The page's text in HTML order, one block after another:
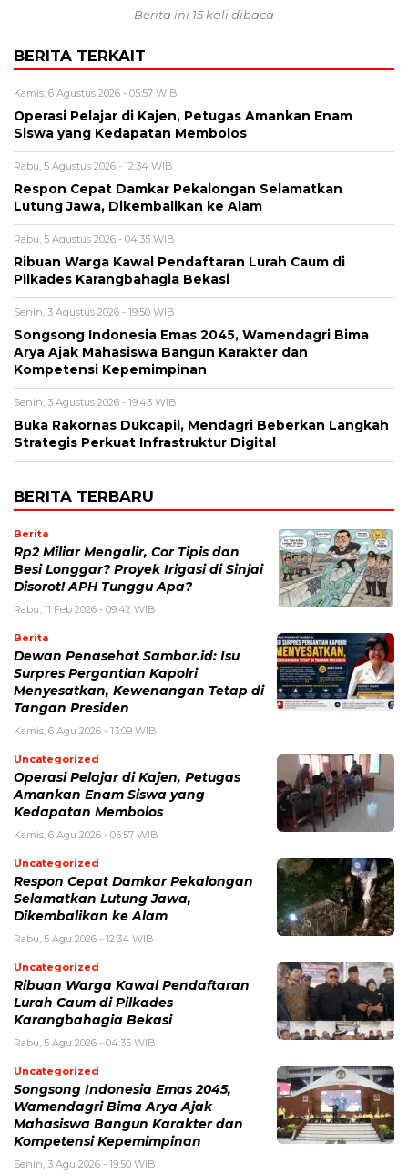
Berita ini 15 kali dibaca
BERITA TERKAIT
Kamis, 6 Agustus 2026 - 05:57 WIB
Operasi Pelajar di Kajen, Petugas Amankan Enam
Siswa yang Kedapatan Membolos
Rabu, 5 Agustus 2026 - 12:34 WIB
Respon Cepat Damkar Pekalongan Selamatkan
Lutung Jawa, Dikembalikan ke Alam
Rabu, 5 Agustus 2026 - 04:35 WIB
Ribuan Warga Kawal Pendaftaran Lurah Caum di
Pilkades Karangbahagia Bekasi
Senin, 3 Agustus 2026 - 19:50 WIB
Songsong Indonesia Emas 2045, Wamendagri Bima
Arya Ajak Mahasiswa Bangun Karakter dan
Kompetensi Kepemimpinan
Senin, 3 Agustus 2026 - 19:43 WIB
Buka Rakornas Dukcapil, Mendagri Beberkan Langkah
Strategis Perkuat Infrastruktur Digital
BERITA TERBARU
Berita
Rp2 Miliar Mengalir, Cor Tipis dan
Besi Longgar? Proyek Irigasi di Sinjai
Disorot! APH Tunggu Apa?
Rabu, 11 Feb 2026 - 09:42 WIB
Berita
Dewan Penasehat Sambar.id: Isu
Surpres Pergantian Kapolri
Menyesatkan, Kewenangan Tetap di
Tangan Presiden
Kamis, 6 Agu 2026 - 13:09 WIB
Uncategorized
Operasi Pelajar di Kajen, Petugas
Amankan Enam Siswa yang
Kedapatan Membolos
Kamis, 6 Agu 2026 - 05:57 WIB
Uncategorized
Respon Cepat Damkar Pekalongan
Selamatkan Lutung Jawa,
Dikembalikan ke Alam
Rabu, 5 Agu 2026 - 12:34 WIB
Uncategorized
Ribuan Warga Kawal Pendaftaran
Lurah Caum di Pilkades
Karangbahagia Bekasi
Rabu, 5 Agu 2026 - 04:35 WIB
Uncategorized
Songsong Indonesia Emas 2045,
Wamendagri Bima Arya Ajak
Mahasiswa Bangun Karakter dan
Kompetensi Kepemimpinan
Senin, 3 Agu 2026 - 19:50 WIB